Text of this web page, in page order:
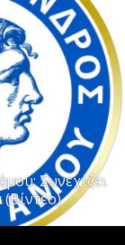
Συνεχίζει